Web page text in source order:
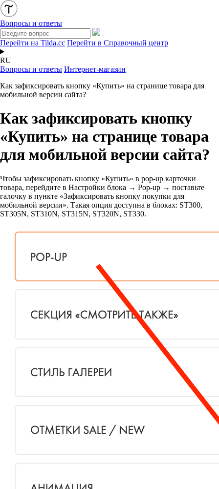
Вопросы и ответы
Перейти на Tilda.cc Перейти в Справочный центр
RU
Вопросы и ответы Интернет-магазин
Как зафиксировать кнопку «Купить» на странице товара для
мобильной версии сайта?
Как зафиксировать кнопку
«Купить» на странице товара
для мобильной версии сайта?
Чтобы зафиксировать кнопку «Купить» в pop-up карточки
товара, перейдите в Настройки блока → Pop-up → поставьте
галочку в пункте «Зафиксировать кнопку покупки для
мобильной версии». Такая опция доступна в блоках: ST300,
ST305N, ST310N, ST315N, ST320N, ST330.